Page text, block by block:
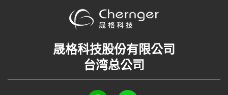
晟格科技股份有限公司
台湾总公司